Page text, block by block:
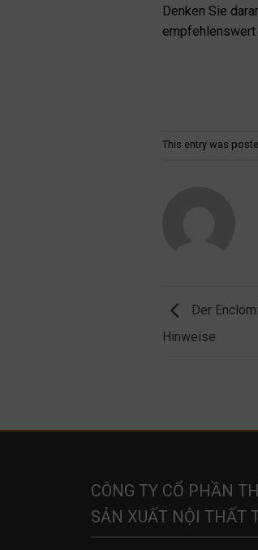
Denken Sie
empfehlenswert
This entry was
Der
Hinweise
CÔNG TY CỔ PHẦN
SẢN XUẤT NỘI THẤT